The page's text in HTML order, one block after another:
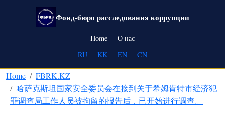
Skip to main content
Фонд-бюро расследования коррупции
Main navigation
Home
О нас
RU
KK EN CN
Home
FBRK.KZ
哈萨克斯坦国家安全委员会在接到关于希姆肯特市经济犯
罪调查局工作人员被拘留的报告后，已开始进行调查。